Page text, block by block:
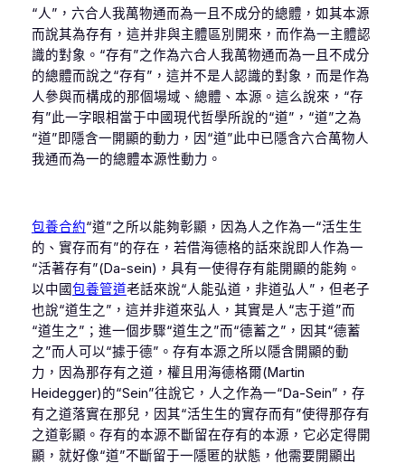
“人”，六合人我萬物通而為一且不成分的總體，如其本源
而說其為存有，這并非與主體區別開來，而作為一主體認
識的對象。“存有”之作為六合人我萬物通而為一且不成分
的總體而說之“存有”，這并不是人認識的對象，而是作為
人參與而構成的那個場域、總體、本源。這么說來，“存
有”此一字眼相當于中國現代哲學所說的“道”，“道”之為
“道”即隱含一開顯的動力，因“道”此中已隱含六合萬物人
我通而為一的總體本源性動力。
包養合約“道”之所以能夠彰顯，因為人之作為一“活生生
的、實存而有”的存在，若借海德格的話來說即人作為一
“活著存有”(Da-sein)，具有一使得存有能開顯的能夠。
以中國包養管道老話來說“人能弘道，非道弘人”，但老子
也說“道生之”，這并非道來弘人，其實是人“志于道”而
“道生之”；進一個步驟“道生之”而“德蓄之”，因其“德蓄
之”而人可以“據于德”。存有本源之所以隱含開顯的動
力，因為那存有之道，權且用海德格爾(Martin
Heidegger)的“Sein”往說它，人之作為一“Da-Sein”，存
有之道落實在那兒，因其“活生生的實存而有”使得那存有
之道彰顯。存有的本源不斷留在存有的本源，它必定得開
顯，就好像“道”不斷留于一隱匿的狀態，他需要開顯出